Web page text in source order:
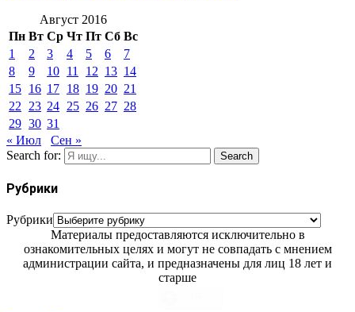
Август 2016
Пн Вт Ср Чт Пт Сб Вс
1
2 3 4 5 6
7
8
9 10 11 12 13 14
15 16 17 18 19 20 21
22
23 24 25 26 27 28
29 30 31
« Июл
Сен »
Search for:
Search
Рубрики
Рубрики
Материалы предоставляются исключительно в
ознакомительных целях и могут не совпадать с мнением
администрации сайта, и предназначены для лиц 18 лет и
старше